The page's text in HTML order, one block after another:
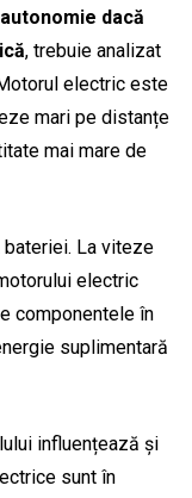
dacă
, trebuie analizat
electric este
mari pe distanțe
mai mare de
La viteze
electric
componentele în
suplimentară
influențează și
sunt în